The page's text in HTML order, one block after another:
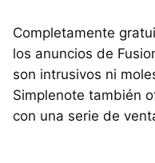
Completamente
los anuncios de
son intrusivos ni
Simplenote también
con una serie de